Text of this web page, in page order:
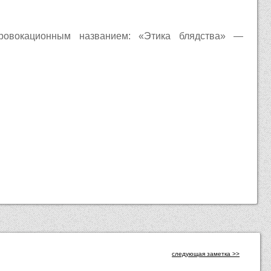
названием: «Этика блядства» —
следующая заметка >>